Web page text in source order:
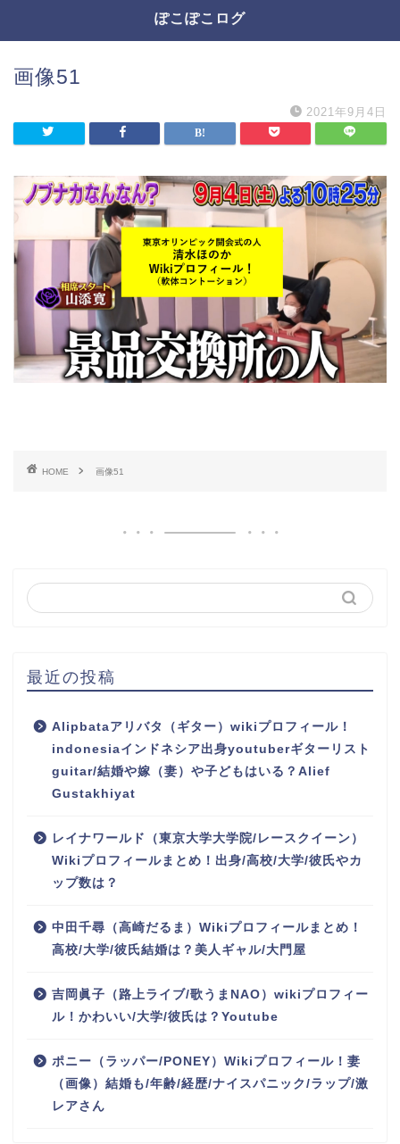
ぽこぽこログ
画像51
2021年9月4日
HOME 画像51
最近の投稿
Alipbataアリバタ（ギター）wikiプロフィール！
indonesiaインドネシア出身youtuberギターリスト
guitar/結婚や嫁（妻）や子どもはいる？Alief
Gustakhiyat
レイナワールド（東京大学大学院/レースクイーン）
Wikiプロフィールまとめ！出身/高校/大学/彼氏やカ
ップ数は？
中田千尋（高崎だるま）Wikiプロフィールまとめ！
高校/大学/彼氏結婚は？美人ギャル/大門屋
吉岡眞子（路上ライブ/歌うまNAO）wikiプロフィー
ル！かわいい/大学/彼氏は？Youtube
ポニー（ラッパー/PONEY）Wikiプロフィール！妻
（画像）結婚も/年齢/経歴/ナイスパニック/ラップ/激
レアさん